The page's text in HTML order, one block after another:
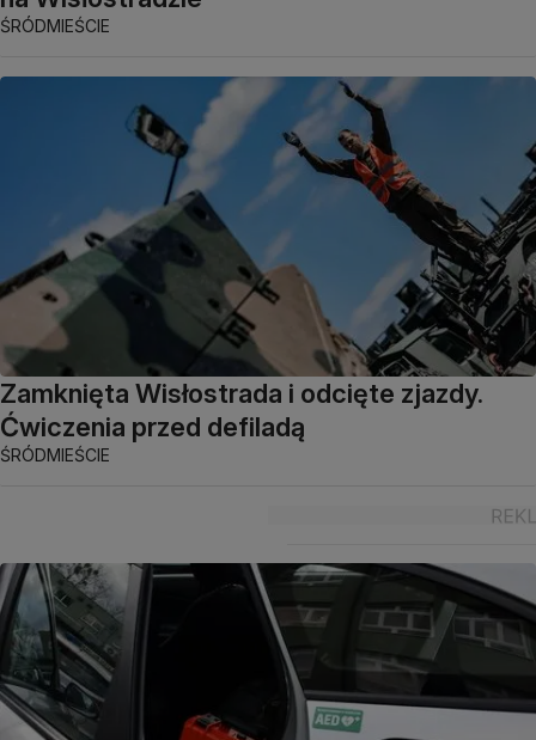
ŚRÓDMIEŚCIE
Zamknięta Wisłostrada i odcięte zjazdy.
Ćwiczenia przed defiladą
ŚRÓDMIEŚCIE